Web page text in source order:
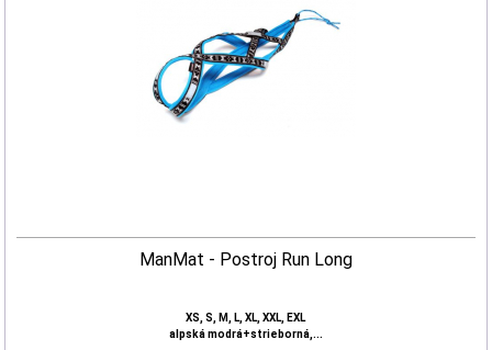
ManMat - Postroj Run Long
XS, S, M, L, XL, XXL, EXL
alpská modrá+strieborná,...